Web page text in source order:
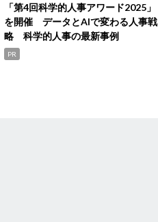
「第4回科学的人事アワード2025」
を開催 データとAIで変わる人事戦
略 科学的人事の最新事例
PR